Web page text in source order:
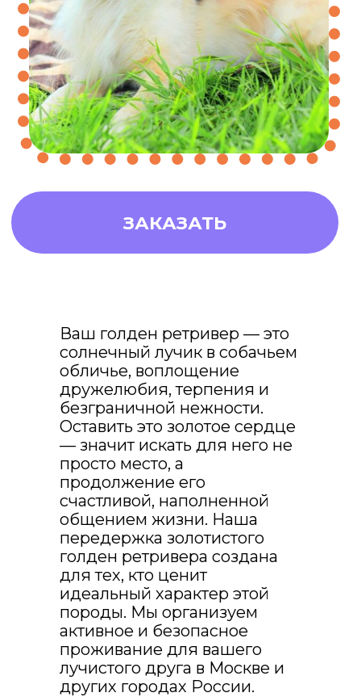
Ваш голден ретривер — это
солнечный лучик в собачьем
обличье, воплощение
дружелюбия, терпения и
безграничной нежности.
Оставить это золотое сердце
— значит искать для него не
просто место, а
продолжение его
счастливой, наполненной
общением жизни. Наша
передержка золотистого
голден ретривера создана
для тех, кто ценит
идеальный характер этой
породы. Мы организуем
активное и безопасное
проживание для вашего
лучистого друга в Москве и
других городах России.
это купон на
скидку 10% на
любую услугу
для любимой
собаки
чтоб закрепить скидку навсегда,
нажмите на купон👇
🐕 ПЁСИЙ КУПОН